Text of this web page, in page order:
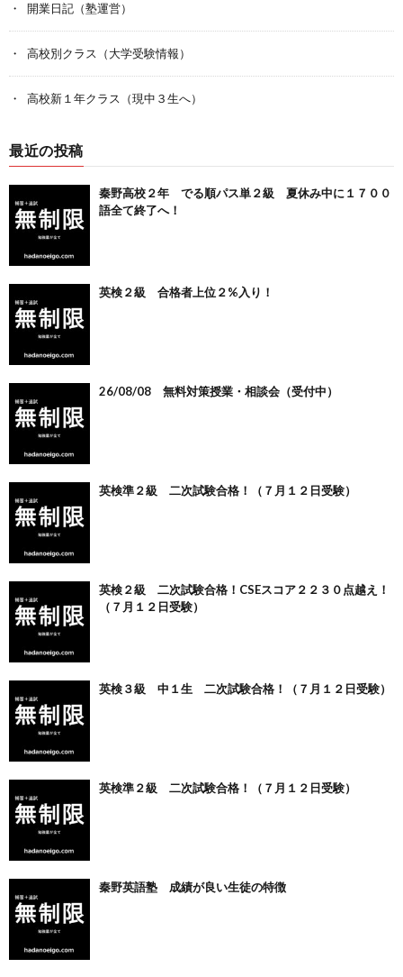
開業日記（塾運営）
高校別クラス（大学受験情報）
高校新１年クラス（現中３生へ）
最近の投稿
秦野高校２年 でる順パス単２級 夏休み中に１７００
語全て終了へ！
英検２級 合格者上位２%入り！
26/08/08 無料対策授業・相談会（受付中）
英検準２級 二次試験合格！（７月１２日受験）
英検２級 二次試験合格！CSEスコア２２３０点越え！
（７月１２日受験）
英検３級 中１生 二次試験合格！（７月１２日受験）
英検準２級 二次試験合格！（７月１２日受験）
秦野英語塾 成績が良い生徒の特徴